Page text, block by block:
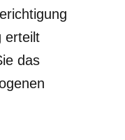
erteilt
das